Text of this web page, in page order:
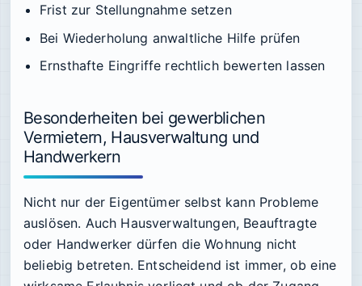
Frist zur Stellungnahme setzen
Bei Wiederholung anwaltliche Hilfe prüfen
Ernsthafte Eingriffe rechtlich bewerten lassen
Besonderheiten bei gewerblichen
Vermietern, Hausverwaltung und
Handwerkern
Nicht nur der Eigentümer selbst kann Probleme
auslösen. Auch Hausverwaltungen, Beauftragte
oder Handwerker dürfen die Wohnung nicht
beliebig betreten. Entscheidend ist immer, ob eine